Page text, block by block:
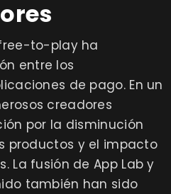
to-play ha
entre los
de pago. En un
creadores
por la disminución
productos y el impacto
La fusión de App Lab y
también han sido